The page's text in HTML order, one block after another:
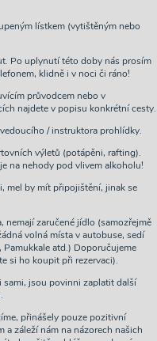
lístkem (vytištěným nebo
Po uplynutí této doby nás prosím
klidně i v noci či ráno!
průvodcem nebo v
najdete v popisu konkrétní cesty.
/ instruktora prohlídky.
výletů (potápěni, rafting).
na nehody pod vlivem alkoholu!
mel by mít připojištění, jinak se
nemají zaručené jídlo (samozřejmě
volná místa v autobuse, sedí
atd.) Doporučujeme
si ho koupit při rezervaci).
sami, jsou povinni zaplatit další
přinášely pouze pozitivní
záleží nám na názorech našich